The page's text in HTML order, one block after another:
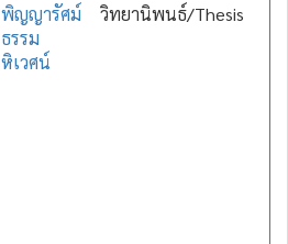
พิญญารัศม์
ธรรม
หิเวศน์
วิทยานิพนธ์/Thesis